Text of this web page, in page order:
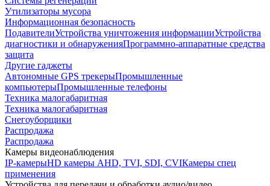
Утилизаторы мусора
Информационная безопасность
ПодавителиУстройства уничтожения информацииУстройства
диагностики и обнаруженияПрограммно-аппаратные средства
защита
Другие гаджеты
Автономные GPS трекерыПромышленные
компьютерыПромышленные телефоны
Техника малогабаритная
Техника малогабаритная
Снегоуборщики
Распродажа
Распродажа
Камеры видеонаблюдения
IP-камерыHD камеры AHD, TVI, SDI, CVIКамеры спец
применения